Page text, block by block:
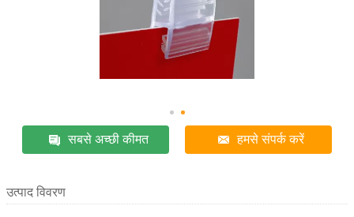
सबसे अच्छी कीमत हमसे संपर्क करें
उत्पाद विवरण